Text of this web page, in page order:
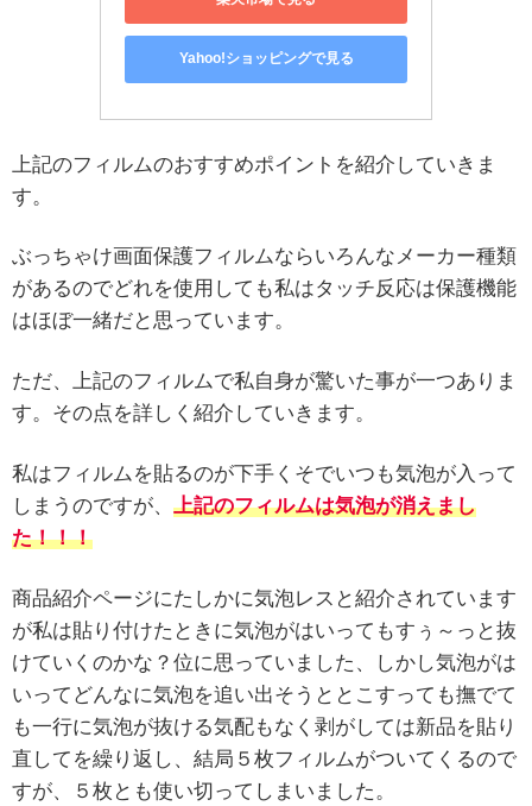
Yahoo!ショッピングで見る
上記のフィルムのおすすめポイントを紹介していきま
す。
ぶっちゃけ画面保護フィルムならいろんなメーカー種類
があるのでどれを使用しても私はタッチ反応は保護機能
はほぼ一緒だと思っています。
ただ、上記のフィルムで私自身が驚いた事が一つありま
す。その点を詳しく紹介していきます。
私はフィルムを貼るのが下手くそでいつも気泡が入って
しまうのですが、 上記のフィルムは気泡が消えまし
た！！！
商品紹介ページにたしかに気泡レスと紹介されています
が私は貼り付けたときに気泡がはいってもすぅ～っと抜
けていくのかな？位に思っていました、しかし気泡がは
いってどんなに気泡を追い出そうととこすっても撫でて
も一行に気泡が抜ける気配もなく剥がしては新品を貼り
直してを繰り返し、結局５枚フィルムがついてくるので
すが、５枚とも使い切ってしまいました。